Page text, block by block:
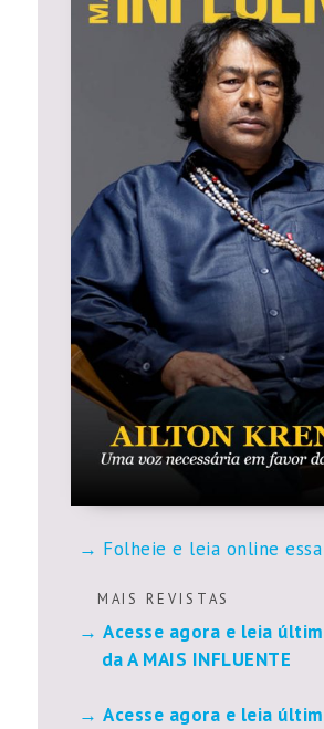
Folheie e leia online essa
M A I S R E V I S T A S
Acesse agora e leia
da A MAIS INFLUENTE
Acesse agora e leia